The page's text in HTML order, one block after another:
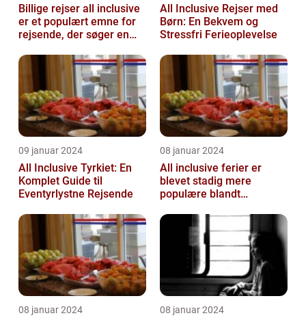
Billige rejser all inclusive
er et populært emne for
rejsende, der søger en
fer...
All Inclusive Rejser med
Børn: En Bekvem og
Stressfri Ferieoplevelse
09 januar 2024
All Inclusive Tyrkiet: En
Komplet Guide til
Eventyrlystne Rejsende
08 januar 2024
All inclusive ferier er
blevet stadig mere
populære blandt
nyde en bekymring...
08 januar 2024 08 januar 2024